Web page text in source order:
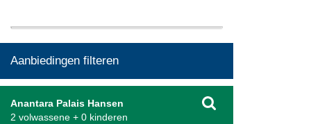
Aanbiedingen filteren
Anantara Palais Hansen
2 volwassene + 0 kinderen